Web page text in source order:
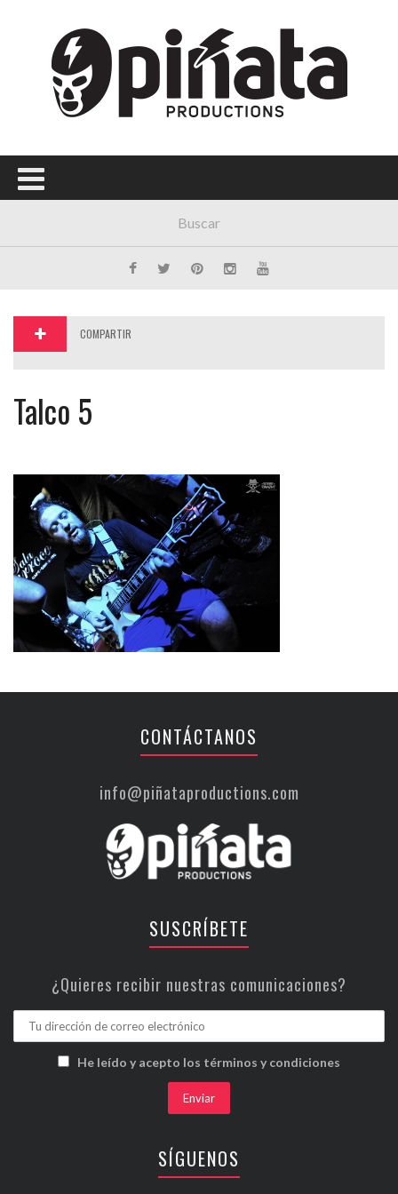
Menú Principal
PORTADA
CONCIERTOS
FESTIVALES
COMPARTIR
Talco 5
CONTÁCTANOS
info@piñataproductions.com
SUSCRÍBETE
¿Quieres recibir nuestras comunicaciones?
He leído y acepto los términos y condiciones
SÍGUENOS